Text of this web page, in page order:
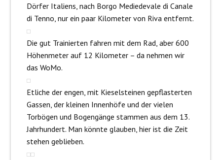
Dörfer Italiens, nach Borgo Mediedevale di Canale
di Tenno, nur ein paar Kilometer von Riva entfernt.
Die gut Trainierten fahren mit dem Rad, aber 600
Höhenmeter auf 12 Kilometer – da nehmen wir
das WoMo.
Etliche der engen, mit Kieselsteinen gepflasterten
Gassen, der kleinen Innenhöfe und der vielen
Torbögen und Bogengänge stammen aus dem 13.
Jahrhundert. Man könnte glauben, hier ist die Zeit
stehen geblieben.